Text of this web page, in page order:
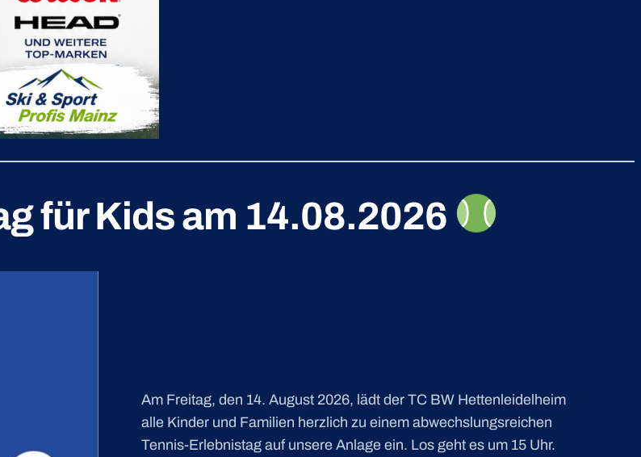
für Kids am 14.08.2026
Am Freitag, den 14. August 2026, lädt der TC BW Hettenleidelheim
alle Kinder und Familien herzlich zu einem abwechslungsreichen
Tennis-Erlebnistag auf unsere Anlage ein. Los geht es um 15 Uhr.